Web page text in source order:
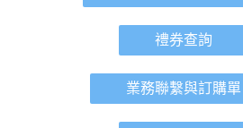
禮券查詢
業務聯繫與訂購單